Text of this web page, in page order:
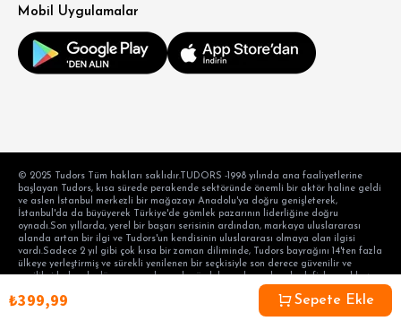
Mobil Uygulamalar
© 2025 Tudors Tüm hakları saklıdır.TUDORS -1998 yılında ana faaliyetlerine
başlayan Tudors, kısa sürede perakende sektöründe önemli bir aktör haline geldi
ve aslen İstanbul merkezli bir mağazayı Anadolu'ya doğru genişleterek,
İstanbul'da da büyüyerek Türkiye'de gömlek pazarının liderliğine doğru
oynadı.Son yıllarda, yerel bir başarı serisinin ardından, markaya uluslararası
alanda artan bir ilgi ve Tudors'un kendisinin uluslararası olmaya olan ilgisi
vardı.Sadece 2 yıl gibi çok kısa bir zaman diliminde, Tudors bayrağını 14'ten fazla
ülkeye yerleştirmiş ve sürekli yenilenen bir seçkisiyle son derece güvenilir ve
yenilikçi kalarak, dünyanın en başarılı gömlek markası olma hedefiyle aralıksız
devam etmektedir. hedef tüketicinin taleplerini karşılama alışkanlığı ve modern
bir perakende anlayışı. Ayaydın Tekstil Turizm Sanayi Anonim Şirketi
₺399,99